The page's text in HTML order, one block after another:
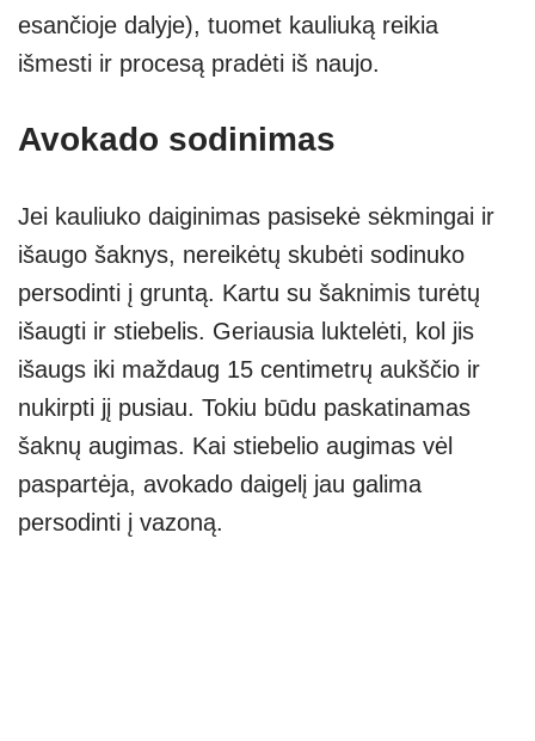
esančioje dalyje), tuomet kauliuką reikia
išmesti ir procesą pradėti iš naujo.
Avokado sodinimas
Jei kauliuko daiginimas pasisekė sėkmingai ir
išaugo šaknys, nereikėtų skubėti sodinuko
persodinti į gruntą. Kartu su šaknimis turėtų
išaugti ir stiebelis. Geriausia luktelėti, kol jis
išaugs iki maždaug 15 centimetrų aukščio ir
nukirpti jį pusiau. Tokiu būdu paskatinamas
šaknų augimas. Kai stiebelio augimas vėl
paspartėja, avokado daigelį jau galima
persodinti į vazoną.